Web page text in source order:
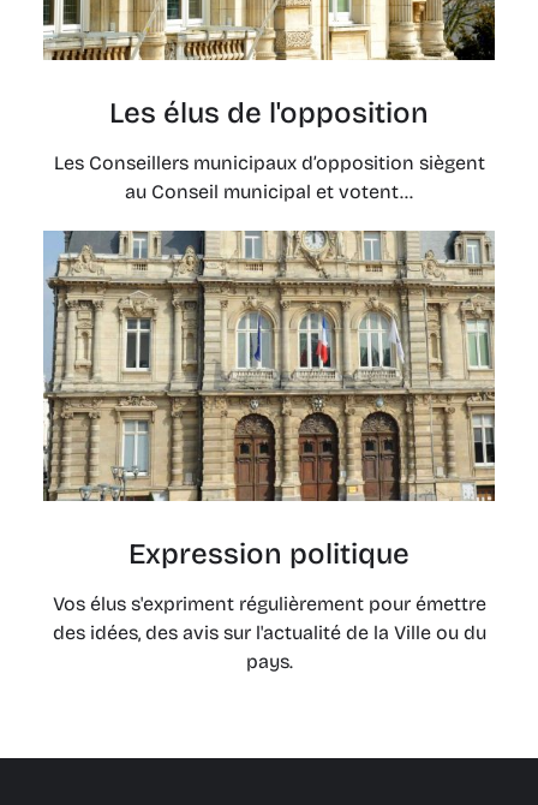
Les élus de l'opposition
Les Conseillers municipaux d’opposition siègent
au Conseil municipal et votent...
Expression politique
Vos élus s'expriment régulièrement pour émettre
des idées, des avis sur l'actualité de la Ville ou du
pays.